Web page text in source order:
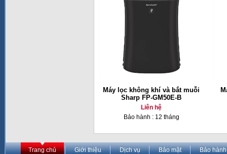
Máy lọc không khí và bắt muỗi
Sharp FP-GM50E-B
Liên hệ
Bảo hành : 12 tháng
Trang chủ Giới thiệu Dịch vụ Bảo mật Bảo hành